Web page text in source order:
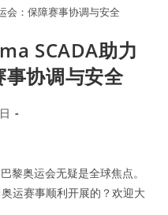
会：保障赛事协调与安全
SCADA助力
事协调与安全
黎奥运会无疑是全球焦点。
运赛事顺利开展的？欢迎大